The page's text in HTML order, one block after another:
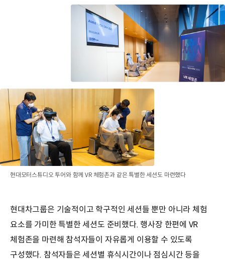
현대모터스튜디오 투어와 함께 VR 체험존과 같은 특별한 세션도 마련했다
현대차그룹은 기술적이고 학구적인 세션들 뿐만 아니라 체험
요소를 가미한 특별한 세션도 준비했다. 행사장 한편에 VR
체험존을 마련해 참석자들이 자유롭게 이용할 수 있도록
구성했다. 참석자들은 세션별 휴식시간이나 점심시간 등을